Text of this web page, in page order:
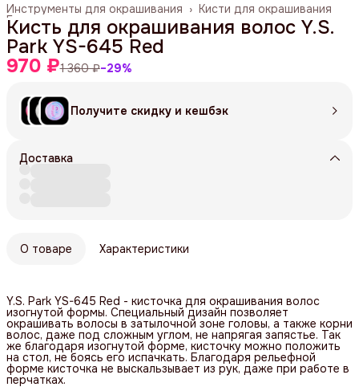
Кисти для окрашивания
Инструменты для окрашивания ›
Главная
Кисть для окрашивания волос Y.S.
Park YS-645 Red
970 ₽1 360 ₽−29%
Получите скидку и кешбэк
Доставка
О товаре Характеристики
Y.S. Park YS-645 Red - кисточка для окрашивания волос
изогнутой формы. Специальный дизайн позволяет
окрашивать волосы в затылочной зоне головы, а также корни
волос, даже под сложным углом, не напрягая запястье. Так
же благодаря изогнутой форме, кисточку можно положить
на стол, не боясь его испачкать. Благодаря рельефной
форме кисточка не выскальзывает из рук, даже при работе в
перчатках.